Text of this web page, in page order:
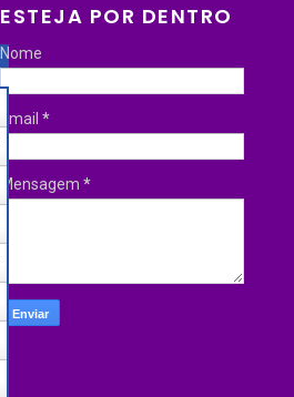
ESTEJA POR DENTRO
Nome
Email *
Mensagem *